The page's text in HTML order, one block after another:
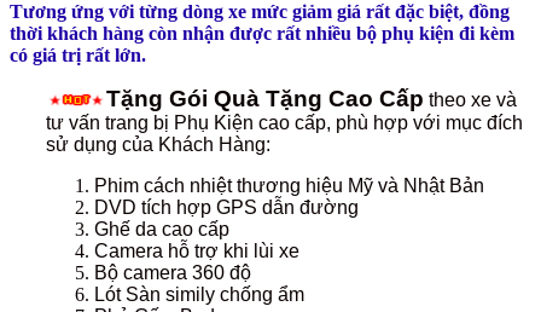
Tương ứng với từng dòng xe mức giảm giá rất đặc biệt, đồng
thời khách hàng còn nhận được rất nhiều bộ phụ kiện đi kèm
có giá trị rất lớn.
Tặng Gói Quà Tặng Cao Cấp theo xe và
tư vấn trang bị Phụ Kiện cao cấp, phù hợp với mục đích
sử dụng của Khách Hàng:
Phim cách nhiệt thương hiệu Mỹ và Nhật Bản
DVD tích hợp GPS dẫn đường
Ghế da cao cấp
Camera hỗ trợ khi lùi xe
Bộ camera 360 độ
Lót Sàn simily chống ẩm